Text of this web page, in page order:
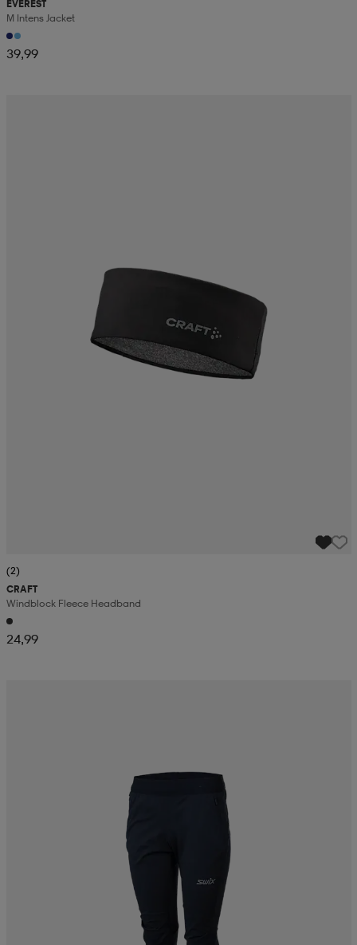
EVEREST
M Intens Jacket
39,99
(2)
CRAFT
Windblock Fleece Headband
24,99